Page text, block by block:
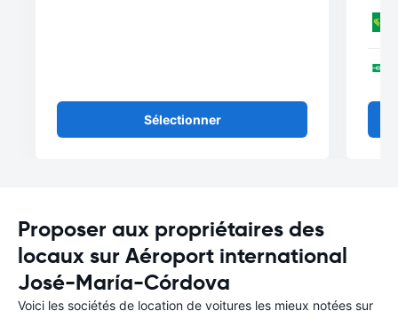
Sélectionner
Proposer aux propriétaires des
locaux sur Aéroport international
José-María-Córdova
Voici les sociétés de location de voitures les mieux notées sur